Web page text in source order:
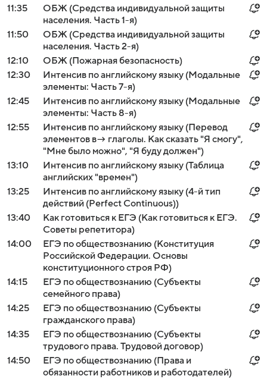
11:35
ОБЖ (Средства индивидуальной защиты
населения. Часть 1-я)
11:50
ОБЖ (Средства индивидуальной защиты
населения. Часть 2-я)
12:10
ОБЖ (Пожарная безопасность)
12:30
Интенсив по английскому языку (Модальные
элементы: Часть 7-я)
12:45
Интенсив по английскому языку (Модальные
элементы: Часть 8-я)
12:55
Интенсив по английскому языку (Перевод
элементов в→ глаголы. Как сказать "Я смогу",
"Мне было можно", "Я буду должен")
13:10
Интенсив по английскому языку (Таблица
английских "времен")
13:25
Интенсив по английскому языку (4-й тип
действий (Perfect Continuous))
13:40
Как готовиться к ЕГЭ (Как готовиться к ЕГЭ.
Советы репетитора)
14:00
ЕГЭ по обществознанию (Конституция
Российской Федерации. Основы
конституционного строя РФ)
14:15
ЕГЭ по обществознанию (Субъекты
семейного права)
14:25
ЕГЭ по обществознанию (Субъекты
гражданского права)
14:35
ЕГЭ по обществознанию (Субъекты
трудового права. Трудовой договор)
14:50
ЕГЭ по обществознанию (Права и
обязанности работников и работодателей)